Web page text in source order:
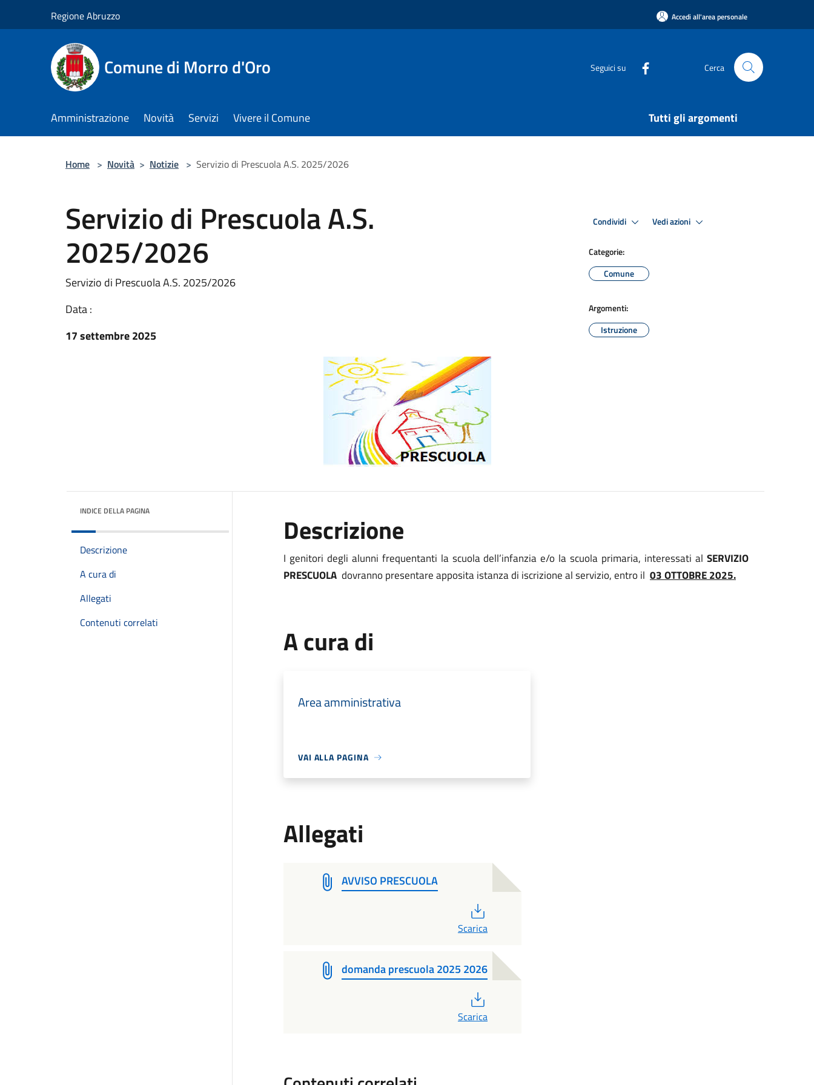
Regione Abruzzo Accedi all'area personale
Comune di Morro d'Oro Seguici su Cerca
Amministrazione Novità Servizi Vivere il Comune Tutti gli argomenti
Home > Novità > Notizie > Servizio di Prescuola A.S. 2025/2026
Servizio di Prescuola A.S.
2025/2026
Servizio di Prescuola A.S. 2025/2026
Data :
17 settembre 2025
Condividi Vedi azioni
Categorie:
Comune
Argomenti:
Istruzione
INDICE DELLA PAGINA
Descrizione
A cura di
Allegati
Contenuti correlati
Descrizione
I genitori degli alunni frequentanti la scuola dell’infanzia e/o la scuola primaria, interessati al SERVIZIO
PRESCUOLA dovranno presentare apposita istanza di iscrizione al servizio, entro il 03 OTTOBRE 2025.
A cura di
Area amministrativa
VAI ALLA PAGINA
Allegati
AVVISO PRESCUOLA
Scarica
domanda prescuola 2025 2026
Scarica